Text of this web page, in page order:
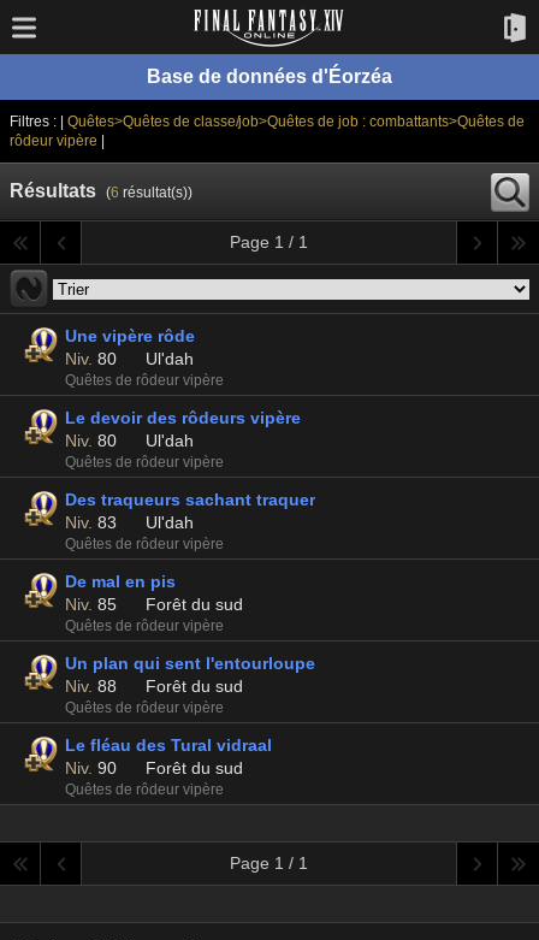
Base de données d'Éorzéa
Filtres : | Quêtes>Quêtes de classe/job>Quêtes de job : combattants>Quêtes de
rôdeur vipère
Résultats (6 résultat(s))
Page 1 / 1
Une vipère rôde
Niv. 80 Ul'dah
Quêtes de rôdeur vipère
Le devoir des rôdeurs vipère
Niv. 80 Ul'dah
Quêtes de rôdeur vipère
Des traqueurs sachant traquer
Niv. 83 Ul'dah
Quêtes de rôdeur vipère
De mal en pis
Niv. 85 Forêt du sud
Quêtes de rôdeur vipère
Un plan qui sent l'entourloupe
Niv. 88 Forêt du sud
Quêtes de rôdeur vipère
Le fléau des Tural vidraal
Niv. 90 Forêt du sud
Quêtes de rôdeur vipère
Page 1 / 1